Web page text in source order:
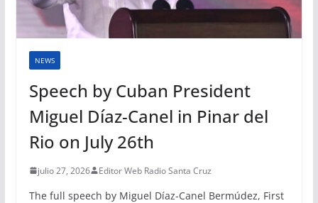
NEWS
Speech by Cuban President
Miguel Díaz-Canel in Pinar del
Rio on July 26th
julio 27, 2026 Editor Web Radio Santa Cruz
The full speech by Miguel Díaz-Canel Bermúdez, First